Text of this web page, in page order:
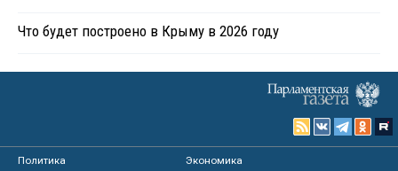
Что будет построено в Крыму в 2026 году
Политика
Экономика